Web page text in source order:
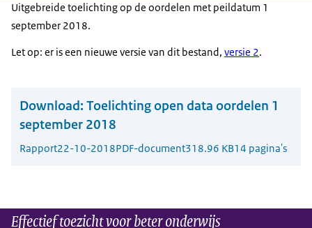
Uitgebreide toelichting op de oordelen met peildatum 1
september 2018.
Let op: er is een nieuwe versie van dit bestand, versie 2.
Download: Toelichting open data oordelen 1
september 2018
Rapport22-10-2018PDF-document318.96 KB14 pagina's
Effectief toezicht voor beter onderwijs